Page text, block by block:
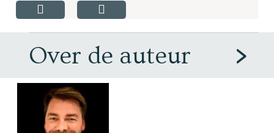
Over de auteur